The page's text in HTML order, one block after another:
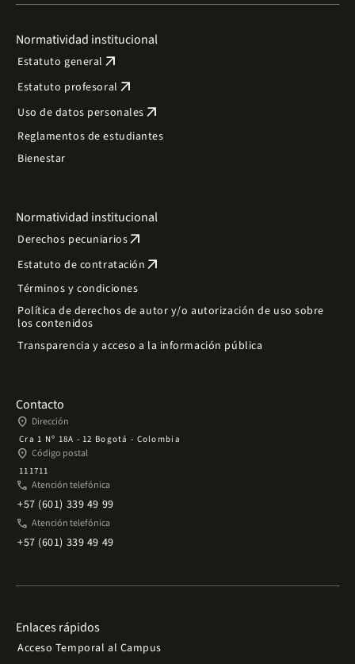
Normatividad institucional
Estatuto general arrow_outward
Estatuto profesoral arrow_outward
Uso de datos personales arrow_outward
Reglamentos de estudiantes
Bienestar
Normatividad institucional
Derechos pecuniariosarrow_outward
Estatuto de contratación arrow_outward
Términos y condiciones
Política de derechos de autor y/o autorización de uso sobre
los contenidos
Transparencia y acceso a la información pública
Contacto
place Dirección
Cra 1 Nº 18A - 12 Bogotá - Colombia
place Código postal
111711
phone Atención telefónica
+57 (601) 339 49 99
phone Atención telefónica
+57 (601) 339 49 49
Enlaces rápidos
Acceso Temporal al Campus